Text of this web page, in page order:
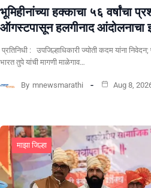
भूमिहीनांच्या हक्काचा ५६ वर्षांचा
ऑगस्टपासून हलगीनाद आंदोलनाचा
प्रतिनिधी : उपजिल्हाधिकारी ज्योती कदम यांना
भारत तुपे यांची मागणी माळेगाव…
By mnewsmarathi Aug 8,
माझा जिल्हा